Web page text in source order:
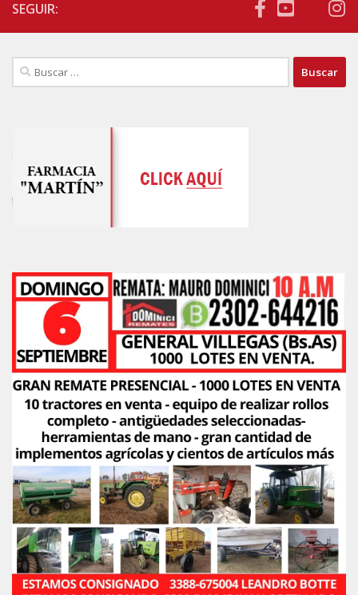
SEGUIR:
Buscar: